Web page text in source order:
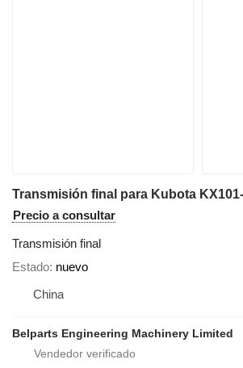
Precio a consultar
Transmisión final
Estado nuevo
China
Belparts Engineering Machinery Limited